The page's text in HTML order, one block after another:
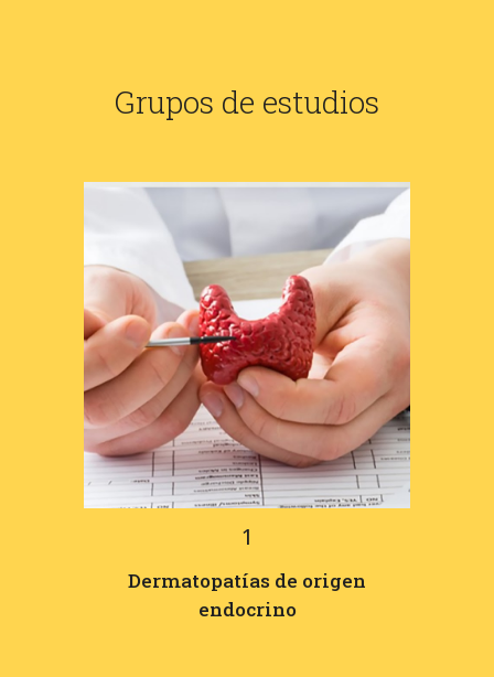
Grupos de estudios
1
Dermatopatías de origen
endocrino